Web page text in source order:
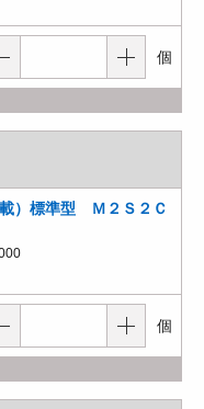
個
）標準型 Ｍ２Ｓ２Ｃ
個